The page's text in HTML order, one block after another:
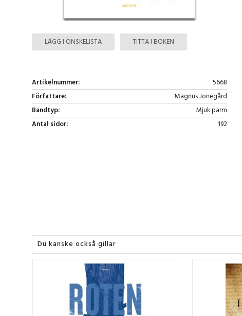
LÄGG I ÖNSKELISTA TITTA I BOKEN
Artikelnummer:
5668
Författare:
Magnus Jonegård
Bandtyp:
Mjuk pärm
Antal sidor:
192
Du kanske också gillar